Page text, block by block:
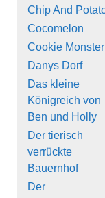
Chip And
Cocomelon
Cookie Monster
Danys Dorf
Das kleine
Königreich von
Ben und Holly
Der tierisch
verrückte
Bauernhof
Der